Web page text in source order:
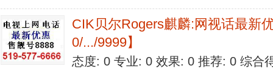
CIK贝尔Rogers麒麟:网视话最新
0/.../9999】
态度: 0 专业: 0 效果: 0 推荐: 0 综合